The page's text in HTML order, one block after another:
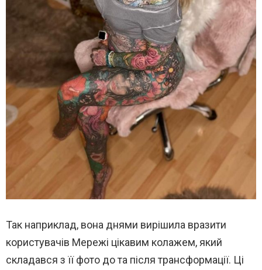
Так наприклад, вона днями вирішила вразити
користувачів Мережі цікавим колажем, який
складався з її фото до та після трансформації. Ці